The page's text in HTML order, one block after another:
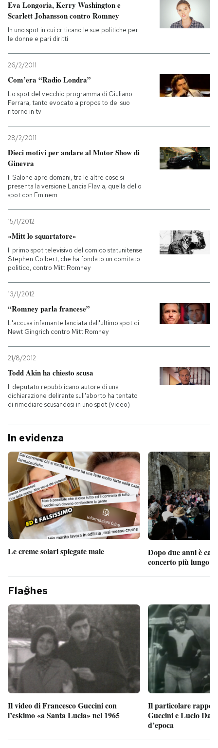
Eva Longoria, Kerry Washington e
Scarlett Johansson contro Romney
In uno spot in cui criticano le sue politiche per
le donne e pari diritti
26/2/2011
Com’era “Radio Londra”
Lo spot del vecchio programma di Giuliano
Ferrara, tanto evocato a proposito del suo
ritorno in tv
28/2/2011
Dieci motivi per andare al Motor Show di
Ginevra
Il Salone apre domani, tra le altre cose si
presenta la versione Lancia Flavia, quella dello
spot con Eminem
15/1/2012
«Mitt lo squartatore»
Il primo spot televisivo del comico statunitense
Stephen Colbert, che ha fondato un comitato
politico, contro Mitt Romney
13/1/2012
“Romney parla francese”
L'accusa infamante lanciata dall'ultimo spot di
Newt Gingrich contro Mitt Romney
21/8/2012
Todd Akin ha chiesto scusa
Il deputato repubblicano autore di una
dichiarazione delirante sull'aborto ha tentato
di rimediare scusandosi in uno spot (video)
In evidenza
Le creme solari spiegate male
Dopo due anni è
concerto più lungo
Fla hes
Il video di Francesco Guccini con
l’eskimo «a Santa Lucia» nel 1965
Il particolare
Guccini e Lucio
d’epoca